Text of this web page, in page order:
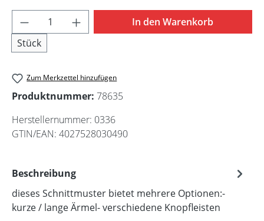
Produkt Anzahl: Gib den gewünschten
Stück
In den Warenkorb
Zum Merkzettel hinzufügen
Produktnummer: 78635
Herstellernummer: 0336
GTIN/EAN: 4027528030490
Beschreibung
dieses Schnittmuster bietet mehrere Optionen:-
kurze / lange Ärmel- verschiedene Knopfleisten